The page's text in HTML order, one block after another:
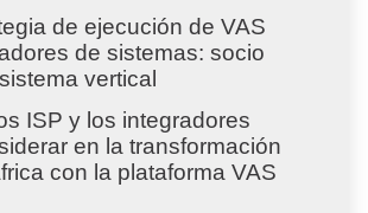
de ejecución de VAS
de sistemas: socio
vertical
ISP y los integradores
en la transformación
con la plataforma VAS